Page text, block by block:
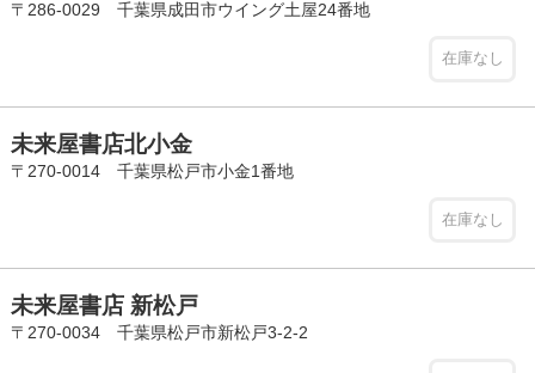
〒286-0029 千葉県成田市ウイング土屋24番地
在庫なし
未来屋書店北小金
〒270-0014 千葉県松戸市小金1番地
在庫なし
未来屋書店 新松戸
〒270-0034 千葉県松戸市新松戸3-2-2